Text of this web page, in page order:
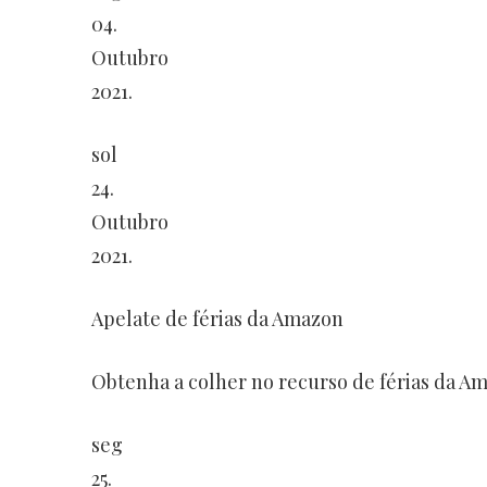
04.
Outubro
2021.
sol
24.
Outubro
2021.
Apelate de férias da Amazon
Obtenha a colher no recurso de férias da
seg
25.